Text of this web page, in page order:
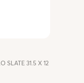
31.5 X 12